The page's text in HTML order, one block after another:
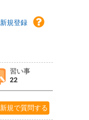
新規登録
習い事
22
新規で質問する